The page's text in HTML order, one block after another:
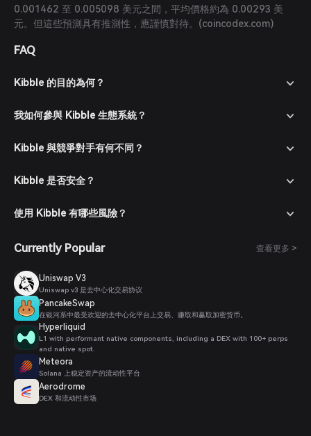
0.001462 至 0.005098 美元之間，平均價格約為 0.00293 美
元。但這些預測具有推測性，應謹慎對待。(coincodex.com)
FAQ
Kibble 的目的為何？
我如何參與 Kibble 生態系統？
Kibble 與競爭對手有何不同？
Kibble 是否安全？
使用 Kibble 有哪些風險？
Currently Popular 查看更多 >
Uniswap V3
Uniswap v3 是去中心化交易协议
PancakeSwap
在银河系中最受欢迎的去中心化平台上交易、赚取和赢取加密货币。
Hyperliquid
L1 with performant native components, including a DEX with 100+ perps
and native spot.
Meteora
Solana 上稳定资产的流动性平台
Aerodrome
DEX 和流动性市场